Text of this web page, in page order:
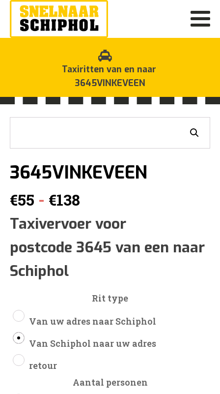
Taxiritten van en naar
3645VINKEVEEN
3645VINKEVEEN
€55 - €138
€55
tot
Taxivervoer voor
postcode 3645 van een naar
Schiphol
Rit type
Van uw adres naar Schiphol
Van Schiphol naar uw adres
retour
Aantal personen